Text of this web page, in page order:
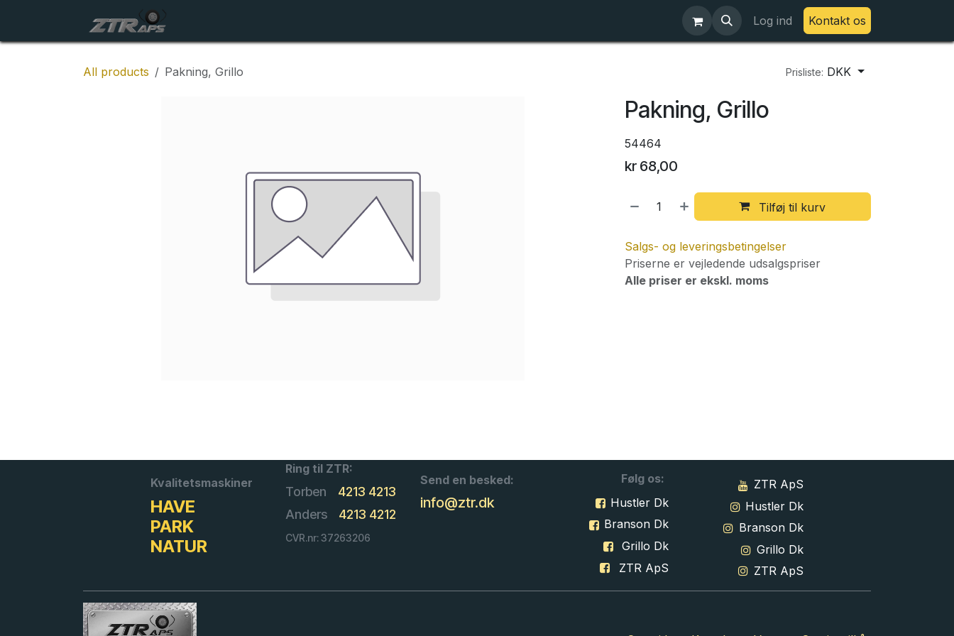
Log ind Kontakt os
All products Pakning, Grillo Prisliste: DKK
Pakning, Grillo
54464
kr 68,00
Tilføj til kurv
Salgs- og leveringsbetingelser
Priserne er vejledende udsalgspriser
Alle priser er ekskl. moms
Kvalitetsmaskiner
HAVE
PARK
NATUR
Ring til ZTR:
Torben
4213 4213
Anders
4213 4212
CVR.nr: 37263206
Send en besked:
info@ztr.dk
Følg os:
Hustler Dk
Branson Dk
Grillo Dk
ZTR ApS
ZTR ApS
Hustler Dk
Branson Dk
Grillo Dk
ZTR ApS